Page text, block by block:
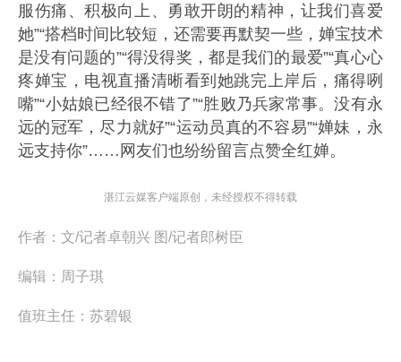
服伤痛、积极向上、勇敢开朗的精神，让我们喜爱
她”“搭档时间比较短，还需要再默契一些，婵宝技术
是没有问题的”“得没得奖，都是我们的最爱”“真心心
疼婵宝，电视直播清晰看到她跳完上岸后，痛得咧
嘴”“小姑娘已经很不错了”“胜败乃兵家常事。没有永
远的冠军，尽力就好”“运动员真的不容易”“婵妹，永
远支持你”……网友们也纷纷留言点赞全红婵。
湛江云媒客户端原创，未经授权不得转载
作者： 文/记者卓朝兴 图/记者郎树臣
编辑： 周子琪
值班主任： 苏碧银